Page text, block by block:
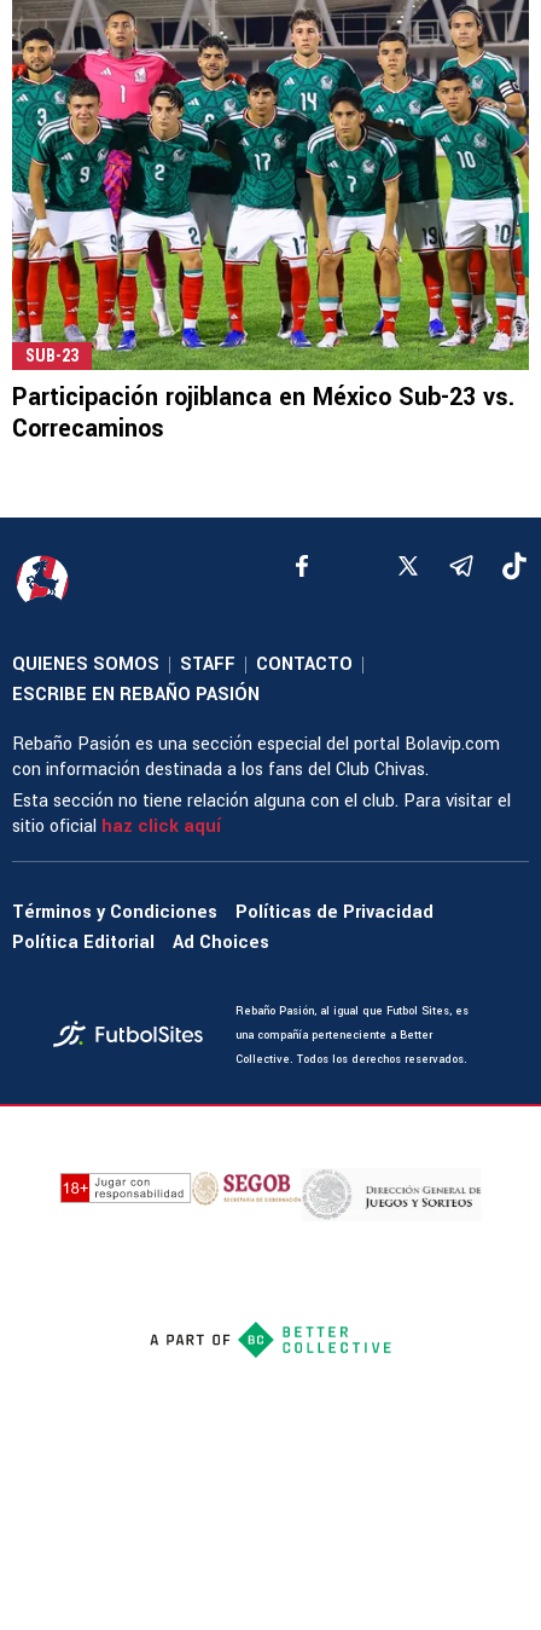
SUB-23
Participación rojiblanca en México Sub-23 vs.
Correcaminos
QUIENES SOMOS | STAFF | CONTACTO |
ESCRIBE EN REBAÑO PASIÓN
Rebaño Pasión es una sección especial del portal Bolavip.com
con información destinada a los fans del Club Chivas.
Esta sección no tiene relación alguna con el club. Para visitar el
sitio oficial haz click aquí
Términos y Condiciones
Políticas de Privacidad
Política Editorial
Ad Choices
Rebaño Pasión, al igual que Futbol Sites, es
una compañía perteneciente a Better
Collective. Todos los derechos reservados.